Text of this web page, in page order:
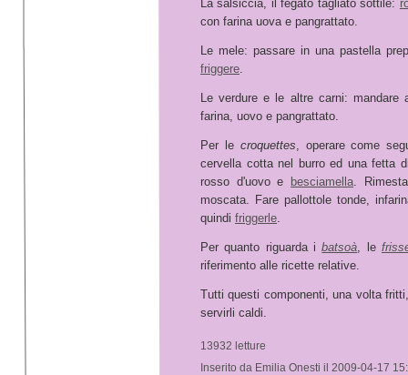
La salsiccia, il fegato tagliato sottile:
con farina uova e pangrattato.
Le mele: passare in una pastella
friggere.
Le verdure e le altre carni: mandare
farina, uovo e pangrattato.
Per le croquettes, operare come
cervella cotta nel burro ed una fetta
rosso d'uovo e
besciamella.
moscata. Fare pallottole tonde,
quindi friggerle.
Per quanto riguarda ibatsoà, le
riferimento alle ricette relative.
Tutti questi componenti, una volta
servirli caldi.
13932 letture
Inserito da Emilia Onesti il 2009-04-17